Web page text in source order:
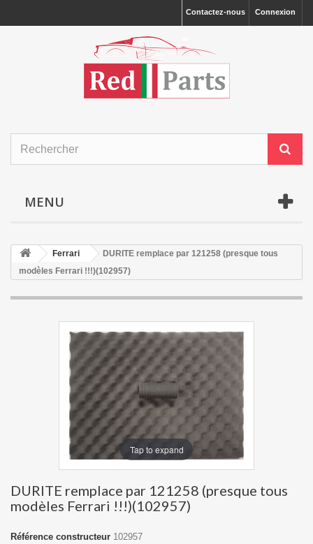
Connexion
Contactez-nous
MENU
Ferrari
DURITE remplace par 121258 (presque tous
modèles Ferrari !!!)(102957)
Tap to expand
DURITE remplace par 121258 (presque tous
modèles Ferrari !!!)(102957)
Référence constructeur 102957